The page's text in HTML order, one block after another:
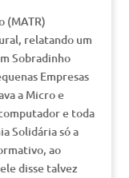
(MATR)
relatando um
Sobradinho
Empresas
a Micro e
e toda
Solidária só a
ao
disse talvez